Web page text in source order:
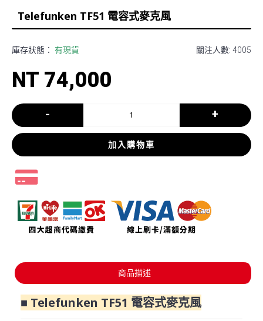
Telefunken TF51 電容式麥克風
關注人數: 4005
庫存狀態： 有現貨
NT 74,000
- +
加入購物車
商品描述
■ Telefunken TF51 電容式麥克風